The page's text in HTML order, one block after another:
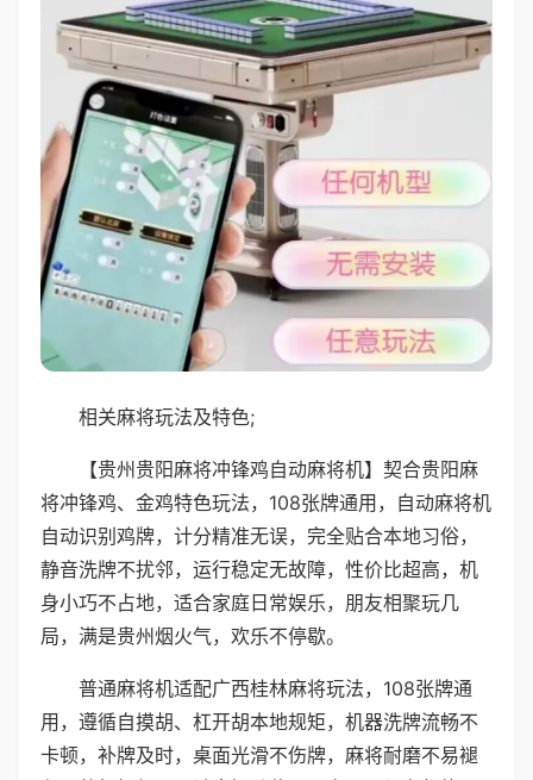
相关麻将玩法及特色;
【贵州贵阳麻将冲锋鸡自动麻将机】契合贵阳麻
将冲锋鸡、金鸡特色玩法，108张牌通用，自动麻将机
自动识别鸡牌，计分精准无误，完全贴合本地习俗，
静音洗牌不扰邻，运行稳定无故障，性价比超高，机
身小巧不占地，适合家庭日常娱乐，朋友相聚玩几
局，满是贵州烟火气，欢乐不停歇。
普通麻将机适配广西桂林麻将玩法，108张牌通
用，遵循自摸胡、杠开胡本地规矩，机器洗牌流畅不
卡顿，补牌及时，桌面光滑不伤牌，麻将耐磨不易褪